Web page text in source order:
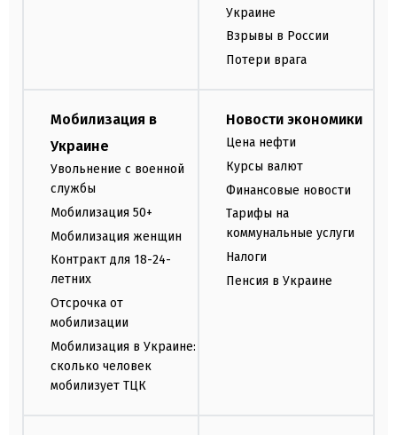
Украине
Взрывы в России
Потери врага
Мобилизация в
Украине
Увольнение с военной
службы
Мобилизация 50+
Мобилизация женщин
Контракт для 18-24-
летних
Отсрочка от
мобилизации
Мобилизация в Украине:
сколько человек
мобилизует ТЦК
Новости экономики
Цена нефти
Курсы валют
Финансовые новости
Тарифы на
коммунальные услуги
Налоги
Пенсия в Украине